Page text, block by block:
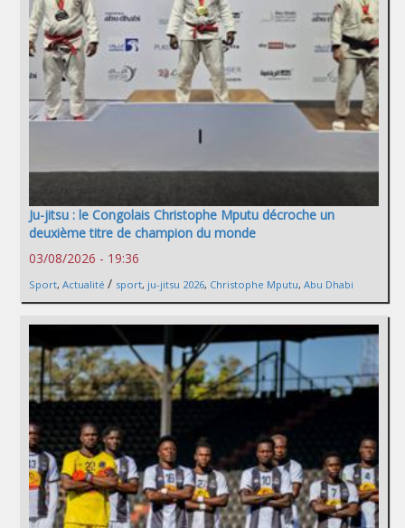
Ju-jitsu : le Congolais Christophe Mputu décroche un
deuxième titre de champion du monde
03/08/2026 - 19:36
Sport, Actualité / sport, ju-jitsu 2026, Christophe Mputu, Abu Dhabi